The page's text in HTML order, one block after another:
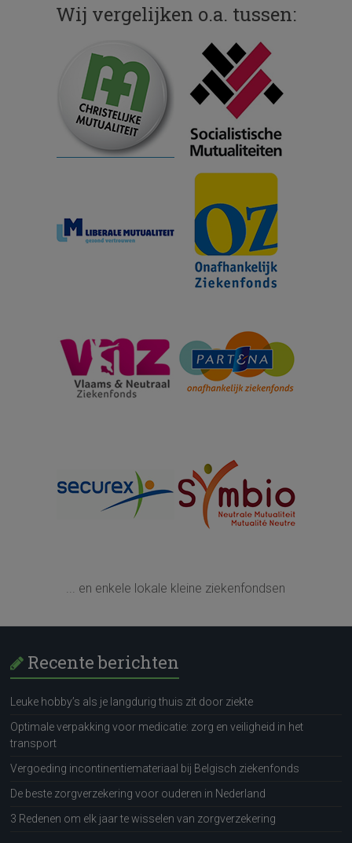
Wij vergelijken o.a. tussen:
... en enkele lokale kleine ziekenfondsen
Recente berichten
Leuke hobby’s als je langdurig thuis zit door ziekte
Optimale verpakking voor medicatie: zorg en veiligheid in het
transport
Vergoeding incontinentiemateriaal bij Belgisch ziekenfonds
De beste zorgverzekering voor ouderen in Nederland
3 Redenen om elk jaar te wisselen van zorgverzekering